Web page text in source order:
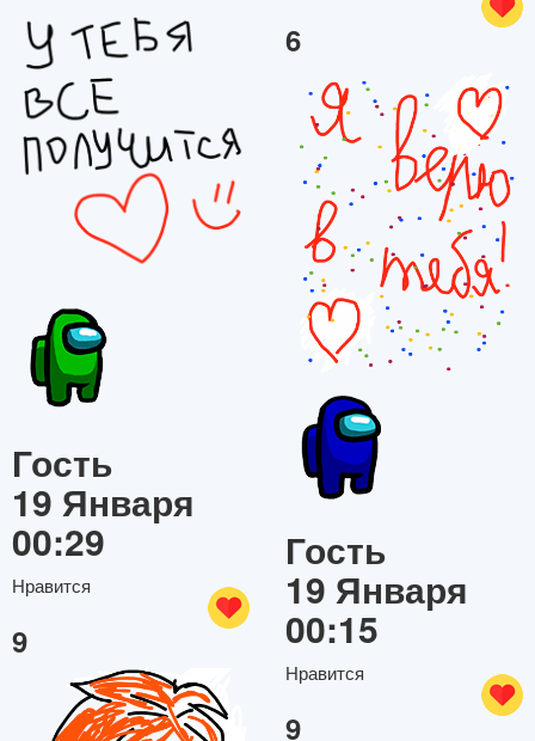
6
Гость
19 Января
00:29
Нравится
9
Гость
19 Января
00:15
Нравится
9